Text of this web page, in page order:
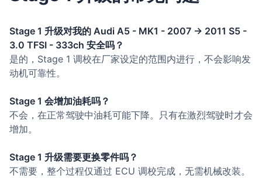
Stage 1 升级对我的 Audi A5 - MK1 - 2007 -> 2011 S5 -
3.0 TFSI - 333ch 安全吗？
是的，Stage 1 调校在厂家设定的范围内进行，不会影响发
动机可靠性。
Stage 1 会增加油耗吗？
不会，在正常驾驶中油耗可能下降。只有在激烈驾驶时才会
增加。
Stage 1 升级需要更换零件吗？
不需要，整个过程仅通过 ECU 调校完成，无需机械改装。